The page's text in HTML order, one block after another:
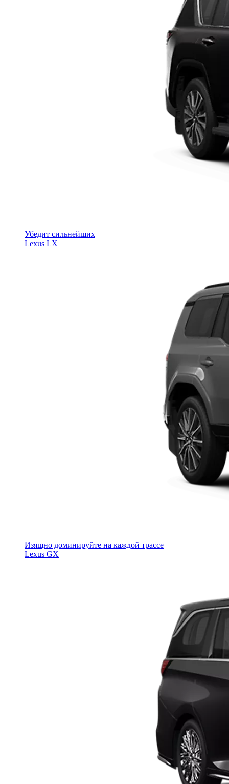
Убедит сильнейших
Lexus LX
Изящно доминируйте на каждой трассе
Lexus GX